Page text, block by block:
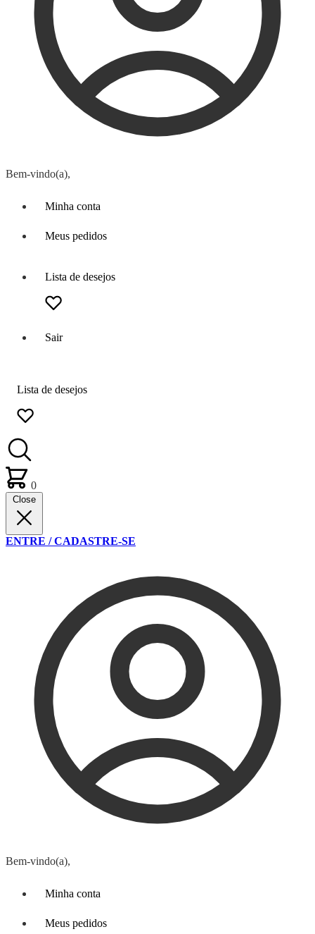
Bem-vindo(a),
Minha conta
Meus pedidos
Lista de desejos
Sair
Lista de desejos
0
Close
ENTRE / CADASTRE-SE
Bem-vindo(a),
Minha conta
Meus pedidos